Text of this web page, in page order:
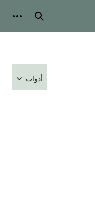
بحث
أدوات